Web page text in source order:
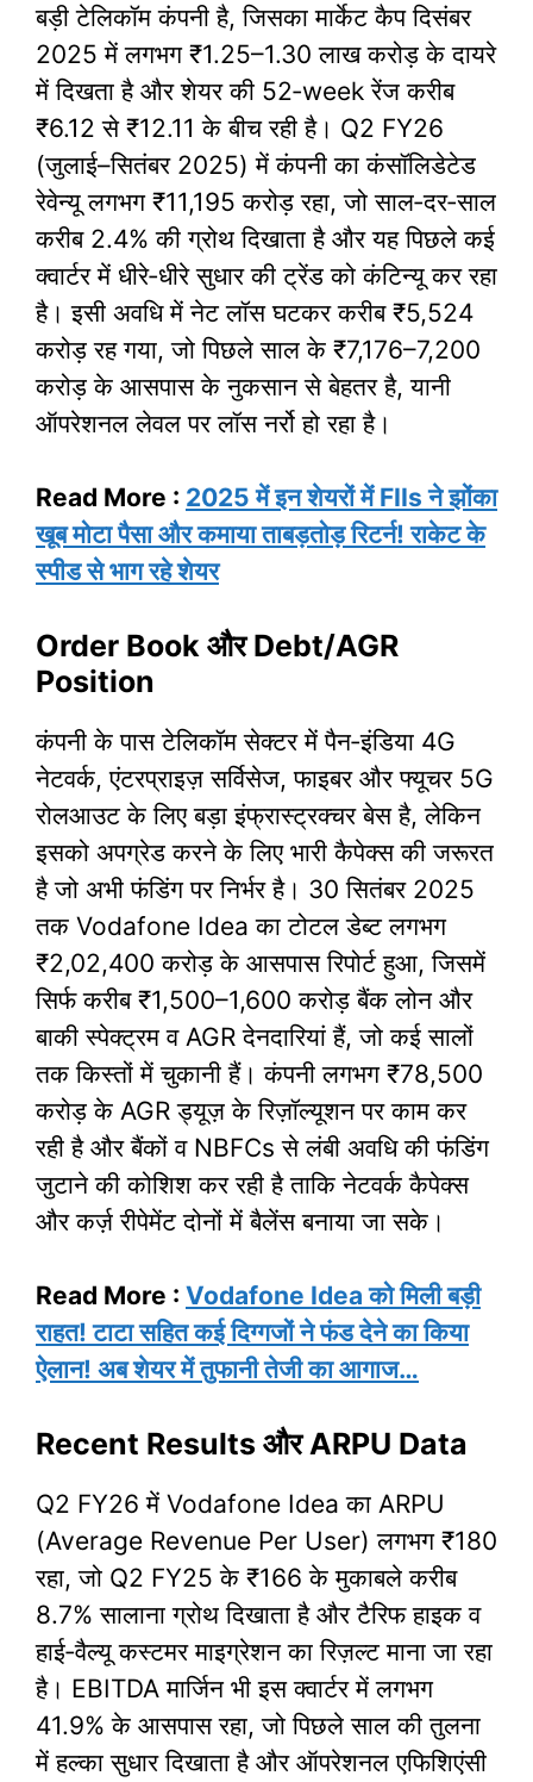
बड़ी टेलिकॉम कंपनी है, जिसका मार्केट कैप दिसंबर
2025 में लगभग ₹1.25–1.30 लाख करोड़ के दायरे
में दिखता है और शेयर की 52‑week रेंज करीब
₹6.12 से ₹12.11 के बीच रही है। Q2 FY26
(जुलाई–सितंबर 2025) में कंपनी का कंसॉलिडेटेड
रेवेन्यू लगभग ₹11,195 करोड़ रहा, जो साल‑दर‑साल
करीब 2.4% की ग्रोथ दिखाता है और यह पिछले कई
क्वार्टर में धीरे‑धीरे सुधार की ट्रेंड को कंटिन्यू कर रहा
है। इसी अवधि में नेट लॉस घटकर करीब ₹5,524
करोड़ रह गया, जो पिछले साल के ₹7,176–7,200
करोड़ के आसपास के नुकसान से बेहतर है, यानी
ऑपरेशनल लेवल पर लॉस नर्रो हो रहा है।
Read More : 2025 में इन शेयरों में FIIs ने झोंका
खूब मोटा पैसा और कमाया ताबड़तोड़ रिटर्न! राकेट के
स्पीड से भाग रहे शेयर
Order Book और Debt/AGR
Position
कंपनी के पास टेलिकॉम सेक्टर में पैन‑इंडिया 4G
नेटवर्क, एंटरप्राइज़ सर्विसेज, फाइबर और फ्यूचर 5G
रोलआउट के लिए बड़ा इंफ्रास्ट्रक्चर बेस है, लेकिन
इसको अपग्रेड करने के लिए भारी कैपेक्स की जरूरत
है जो अभी फंडिंग पर निर्भर है। 30 सितंबर 2025
तक Vodafone Idea का टोटल डेब्ट लगभग
₹2,02,400 करोड़ के आसपास रिपोर्ट हुआ, जिसमें
सिर्फ करीब ₹1,500–1,600 करोड़ बैंक लोन और
बाकी स्पेक्ट्रम व AGR देनदारियां हैं, जो कई सालों
तक किस्तों में चुकानी हैं। कंपनी लगभग ₹78,500
करोड़ के AGR ड्यूज़ के रिज़ॉल्यूशन पर काम कर
रही है और बैंकों व NBFCs से लंबी अवधि की फंडिंग
जुटाने की कोशिश कर रही है ताकि नेटवर्क कैपेक्स
और कर्ज़ रीपेमेंट दोनों में बैलेंस बनाया जा सके।
Read More : Vodafone Idea को मिली बड़ी
राहत! टाटा सहित कई दिग्गजों ने फंड देने का किया
ऐलान! अब शेयर में तुफानी तेजी का आगाज…
Recent Results और ARPU Data
Q2 FY26 में Vodafone Idea का ARPU
(Average Revenue Per User) लगभग ₹180
रहा, जो Q2 FY25 के ₹166 के मुकाबले करीब
8.7% सालाना ग्रोथ दिखाता है और टैरिफ हाइक व
हाई‑वैल्यू कस्टमर माइग्रेशन का रिज़ल्ट माना जा रहा
है। EBITDA मार्जिन भी इस क्वार्टर में लगभग
41.9% के आसपास रहा, जो पिछले साल की तुलना
में हल्का सुधार दिखाता है और ऑपरेशनल एफिशिएंसी